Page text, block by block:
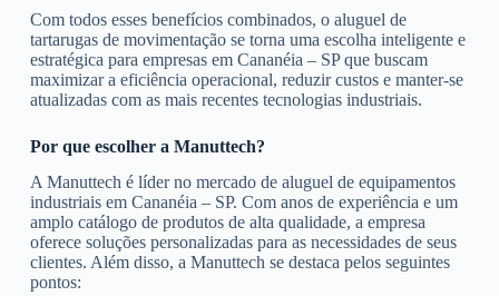
Com todos esses benefícios combinados, o aluguel de
tartarugas de movimentação se torna uma escolha inteligente e
estratégica para empresas em Cananéia – SP que buscam
maximizar a eficiência operacional, reduzir custos e manter-se
atualizadas com as mais recentes tecnologias industriais.
Por que escolher a Manuttech?
A Manuttech é líder no mercado de aluguel de equipamentos
industriais em Cananéia – SP. Com anos de experiência e um
amplo catálogo de produtos de alta qualidade, a empresa
oferece soluções personalizadas para as necessidades de seus
clientes. Além disso, a Manuttech se destaca pelos seguintes
pontos: